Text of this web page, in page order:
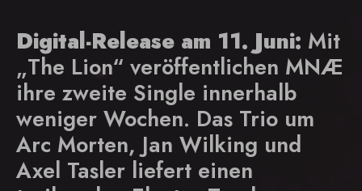
Digital-Release am 11. Juni: Mit
„The Lion“ veröffentlichen MNÆ
ihre zweite Single innerhalb
weniger Wochen. Das Trio um
Arc Morten, Jan Wilking und
Axel Tasler liefert einen